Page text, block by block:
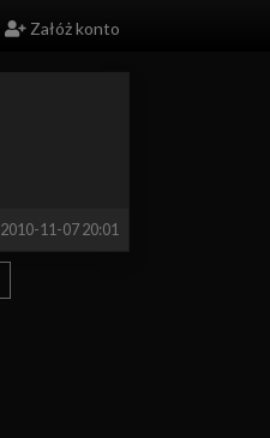
Załóż konto
2010-11-07 20:01